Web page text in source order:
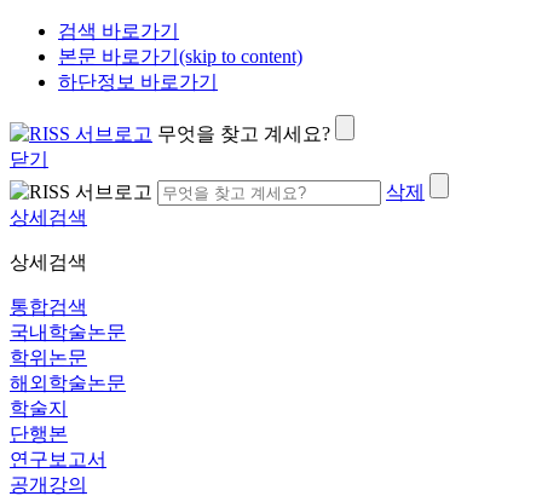
검색 바로가기
본문 바로가기(skip to content)
하단정보 바로가기
무엇을 찾고 계세요?
닫기
삭제
상세검색
상세검색
통합검색
국내학술논문
학위논문
해외학술논문
학술지
단행본
연구보고서
공개강의